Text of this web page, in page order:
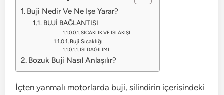
Buji Nedir Ve Ne Işe Yarar?
BUJİ BAĞLANTISI
SICAKLIK VE ISI AKIŞI
Buji Sıcaklığı
ISI DAĞILIMI
Bozuk Buji Nasıl Anlaşılır?
İçten yanmalı motorlarda buji, silindirin içerisindeki